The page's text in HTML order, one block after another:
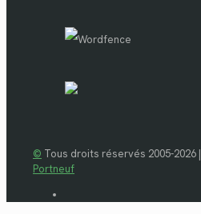
© Tous droits réservés 2005-2026 |
Portneuf